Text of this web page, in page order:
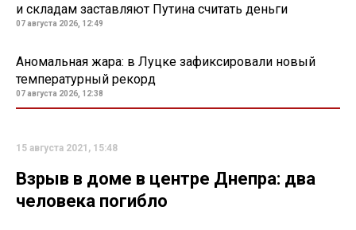
и складам заставляют Путина считать деньги
07 августа 2026, 12:49
Аномальная жара: в Луцке зафиксировали новый
температурный рекорд
07 августа 2026, 12:38
15 августа 2021, 15:48
Взрыв в доме в центре Днепра: два
человека погибло